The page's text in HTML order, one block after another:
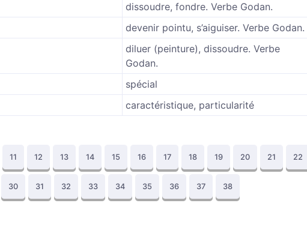
dissoudre, fondre. Verbe Godan.
devenir pointu, s’aiguiser. Verbe Godan.
diluer (peinture), dissoudre. Verbe
Godan.
spécial
caractéristique, particularité
11 12 13 14 15 16 17 18 19 20 21 22
30 31 32 33 34 35 36 37 38